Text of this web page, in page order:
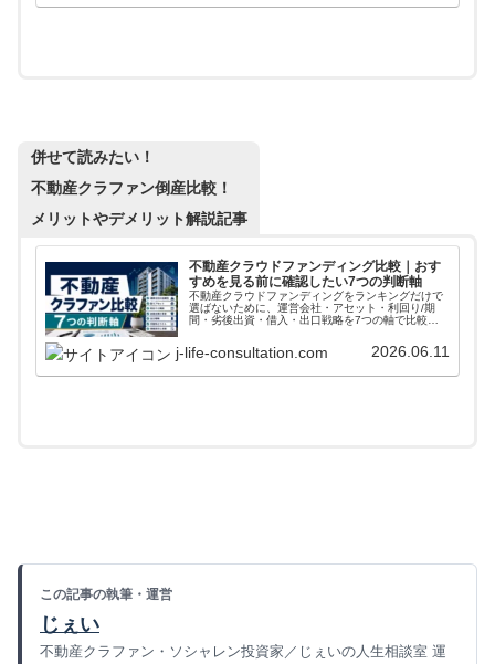
併せて読みたい！
不動産クラファン倒産比較！
メリットやデメリット解説記事
不動産クラウドファンディング比較｜おす
すめを見る前に確認したい7つの判断軸
不動産クラウドファンディングをランキングだけで
選ばないために、運営会社・アセット・利回り/期
間・劣後出資・借入・出口戦略を7つの軸で比較。
j-life-consultation.com 2026.06.11
この記事の執筆・運営
じぇい
不動産クラファン・ソシャレン投資家／じぇいの人生相談室 運